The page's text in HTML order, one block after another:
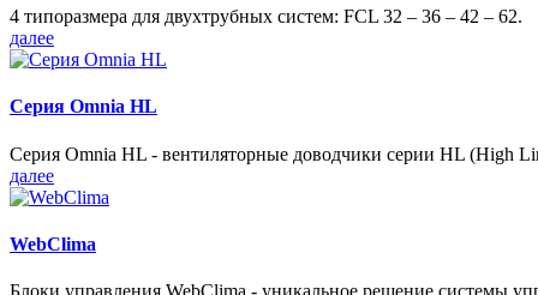
4 типоразмера для двухтрубных систем: FCL 32 – 36 – 42 – 62.
далее
Серия Omnia HL
Серия Omnia HL - вентиляторные доводчики серии HL (High
далее
WebClima